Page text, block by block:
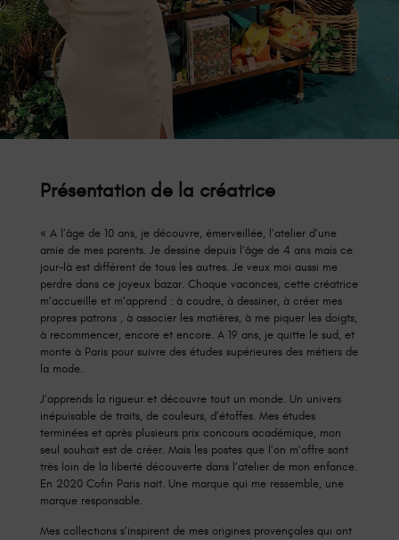
Présentation de la créatrice
« A l’âge de 10 ans, je découvre, émerveillée, l’atelier d’une
amie de mes parents. Je dessine depuis l’âge de 4 ans mais ce
jour-là est différent de tous les autres. Je veux moi aussi me
perdre dans ce joyeux bazar. Chaque vacances, cette créatrice
m’accueille et m’apprend : à coudre, à dessiner, à créer mes
propres patrons , à associer les matières, à me piquer les doigts,
à recommencer, encore et encore. A 19 ans, je quitte le sud, et
monte à Paris pour suivre des études supérieures des métiers de
la mode.
J’apprends la rigueur et découvre tout un monde. Un univers
inépuisable de traits, de couleurs, d’étoffes. Mes études
terminées et après plusieurs prix concours académique, mon
seul souhait est de créer. Mais les postes que l’on m’offre sont
très loin de la liberté découverte dans l’atelier de mon enfance.
En 2020 Cofin Paris nait. Une marque qui me ressemble, une
marque responsable.
Mes collections s’inspirent de mes origines provençales qui ont